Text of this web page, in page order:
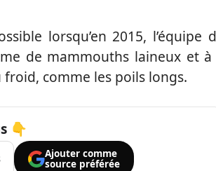
lorsqu’en 2015, l’équipe
de mammouths laineuxet à
froid, comme les poils longs.
👇
Ajouter comme
source préférée